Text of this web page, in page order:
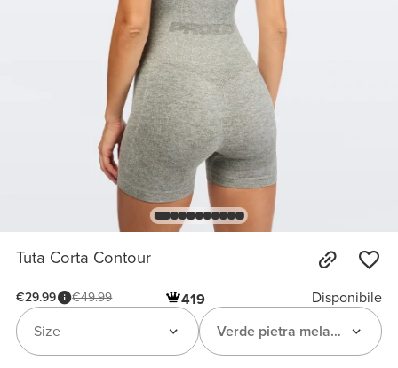
Tuta Corta Contour
€29.99 €49.99 419
Disponibile
Verde pietra melange
Size